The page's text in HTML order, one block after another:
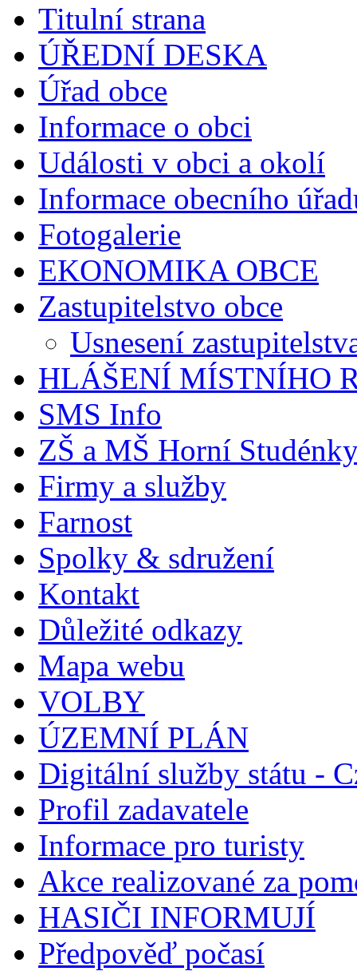
Titulní strana
ÚŘEDNÍ DESKA
Úřad obce
Informace o obci
Události v obci a okolí
Informace obecního
Fotogalerie
EKONOMIKA OBCE
Zastupitelstvo obce
Usnesení
HLÁŠENÍ MÍSTNÍHO
SMS Info
ZŠ a MŠ Horní
Firmy a služby
Farnost
Spolky & sdružení
Kontakt
Důležité odkazy
Mapa webu
VOLBY
ÚZEMNÍ PLÁN
Digitální služby státu -
Profil zadavatele
Informace pro turisty
Akce realizované za
HASIČI INFORMUJÍ
Předpověď počasí